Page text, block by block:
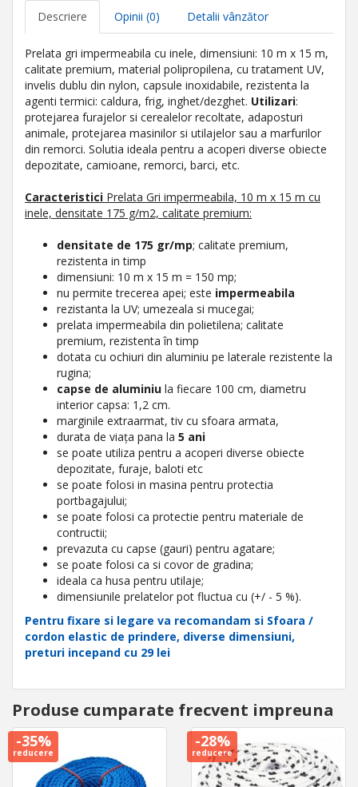
Descriere Opinii (0) Detalii vânzător
Prelata gri impermeabila cu inele, dimensiuni: 10 m x 15 m,
calitate premium, material polipropilena, cu tratament UV,
invelis dublu din nylon, capsule inoxidabile, rezistenta la
agenti termici: caldura, frig, inghet/dezghet. Utilizari:
protejarea furajelor si cerealelor recoltate, adaposturi
animale, protejarea masinilor si utilajelor sau a marfurilor
din remorci. Solutia ideala pentru a acoperi diverse obiecte
depozitate, camioane, remorci, barci, etc.
Caracteristici Prelata Gri impermeabila, 10 m x 15 m cu
inele, densitate 175 g/m2, calitate premium:
densitate de 175 gr/mp; calitate premium,
rezistenta in timp
dimensiuni: 10 m x 15 m = 150 mp;
nu permite trecerea apei; este impermeabila
rezistanta la UV; umezeala si mucegai;
prelata impermeabila din polietilena; calitate
premium, rezistenta în timp
dotata cu ochiuri din aluminiu pe laterale rezistente la
rugina;
capse de aluminiu la fiecare 100 cm, diametru
interior capsa: 1,2 cm.
marginile extraarmat, tiv cu sfoara armata,
durata de viața pana la 5 ani
se poate utiliza pentru a acoperi diverse obiecte
depozitate, furaje, baloti etc
se poate folosi in masina pentru protectia
portbagajului;
se poate folosi ca protectie pentru materiale de
contructii;
prevazuta cu capse (gauri) pentru agatare;
se poate folosi ca si covor de gradina;
ideala ca husa pentru utilaje;
dimensiunile prelatelor pot fluctua cu (+/ - 5 %).
Pentru fixare si legare va recomandam si Sfoara /
cordon elastic de prindere, diverse dimensiuni,
preturi incepand cu 29 lei
Produse cumparate frecvent impreuna
-35%
reducere
-28%
reducere